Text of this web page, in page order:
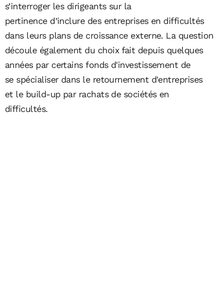
s’interroger les dirigeants sur la
pertinence d’inclure des entreprises en difficultés
dans leurs plans de croissance externe. La question
découle également du choix fait depuis quelques
années par certains fonds d'investissement de
se spécialiser dans le retournement d'entreprises
et le build-up par rachats de sociétés en
difficultés.